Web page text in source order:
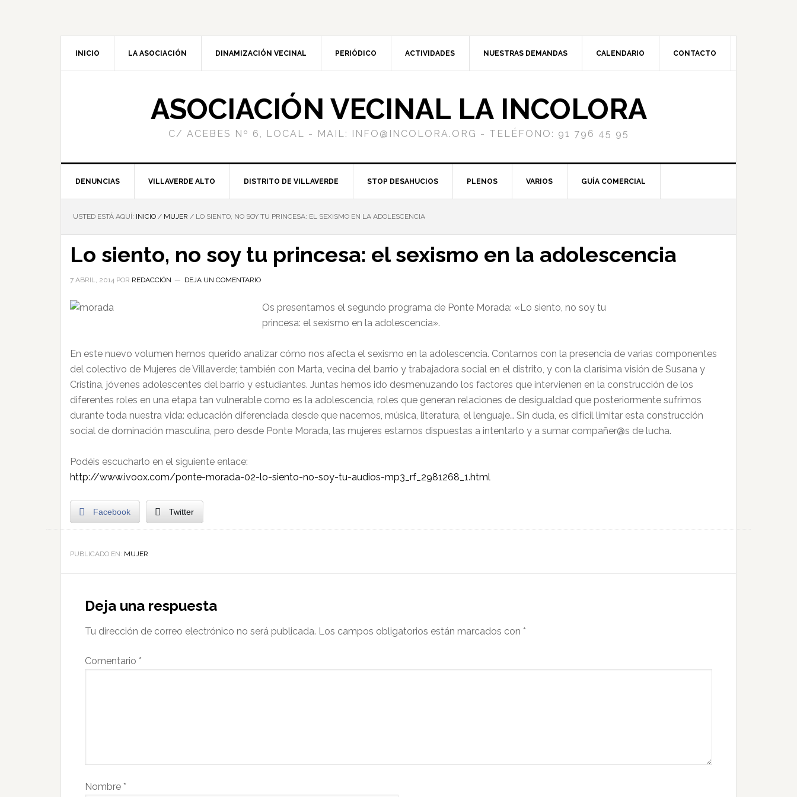
INICIO LA ASOCIACIÓN DINAMIZACIÓN VECINAL PERIÓDICO ACTIVIDADES NUESTRAS DEMANDAS CALENDARIO CONTACTO
ASOCIACIÓN VECINAL LA INCOLORA
C/ ACEBES Nº 6, LOCAL - MAIL: INFO@INCOLORA.ORG - TELÉFONO: 91 796 45 95
DENUNCIAS VILLAVERDE ALTO DISTRITO DE VILLAVERDE STOP DESAHUCIOS PLENOS VARIOS GUÍA COMERCIAL
USTED ESTÁ AQUÍ: INICIO / MUJER / LO SIENTO, NO SOY TU PRINCESA: EL SEXISMO EN LA ADOLESCENCIA
Lo siento, no soy tu princesa: el sexismo en la adolescencia
7 ABRIL, 2014 POR REDACCIÓN DEJA UN COMENTARIO
Os presentamos el segundo programa de Ponte Morada: «Lo siento, no soy tu
princesa: el sexismo en la adolescencia».
En este nuevo volumen hemos querido analizar cómo nos afecta el sexismo en la adolescencia. Contamos con la presencia de varias componentes
del colectivo de Mujeres de Villaverde; también con Marta, vecina del barrio y trabajadora social en el distrito, y con la clarísima visión de Susana y
Cristina, jóvenes adolescentes del barrio y estudiantes. Juntas hemos ido desmenuzando los factores que intervienen en la construcción de los
diferentes roles en una etapa tan vulnerable como es la adolescencia, roles que generan relaciones de desigualdad que posteriormente sufrimos
durante toda nuestra vida: educación diferenciada desde que nacemos, música, literatura, el lenguaje… Sin duda, es difícil limitar esta construcción
social de dominación masculina, pero desde Ponte Morada, las mujeres estamos dispuestas a intentarlo y a sumar compañer@s de lucha.
Podéis escucharlo en el siguiente enlace:
http://www.ivoox.com/ponte-morada-02-lo-siento-no-soy-tu-audios-mp3_rf_2981268_1.html
Facebook Twitter
PUBLICADO EN: MUJER
Deja una respuesta
Tu dirección de correo electrónico no será publicada. Los campos obligatorios están marcados con *
Comentario *
Nombre *